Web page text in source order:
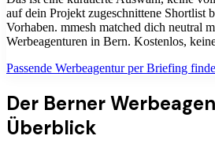
auf dein Projekt zugeschnittene Shortlist
Vorhaben. mmesh matched dich neutral
Werbeagenturen in Bern. Kostenlos,
Passende Werbeagenturper Briefing
Der Berner
Überblick